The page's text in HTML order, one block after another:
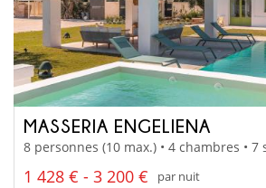
MASSERIA ENGELIENA
8 personnes (10 max.) • 4 chambres • 7
1 428 € - 3 200 €
par nuit